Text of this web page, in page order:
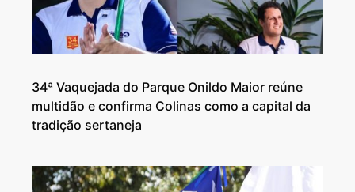
34ª Vaquejada do Parque Onildo Maior reúne
multidão e confirma Colinas como a capital da
tradição sertaneja